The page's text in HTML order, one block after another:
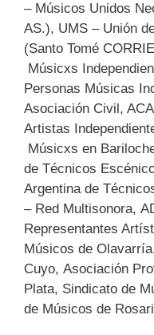
– Músicos Unidos
AS.), UMS – Unión
(Santo Tomé
Músicxs
Personas Músicas
Asociación Civil,
Artistas
Músicxs en
de Técnicos
Argentina de
– Red Multisonora,
Representantes
Músicos de
Cuyo, Asociación
Plata, Sindicato de
de Músicos de